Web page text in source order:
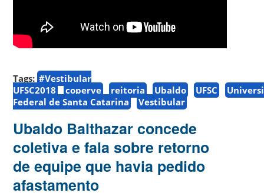
Tags: #Vestibular
UFSC2018
coperve reitoria Ubaldo UFSC
Federal de Santa Catarina
Vestibular
Ubaldo Balthazar concede
coletiva e fala sobre retorno
de equipe que havia pedido
afastamento